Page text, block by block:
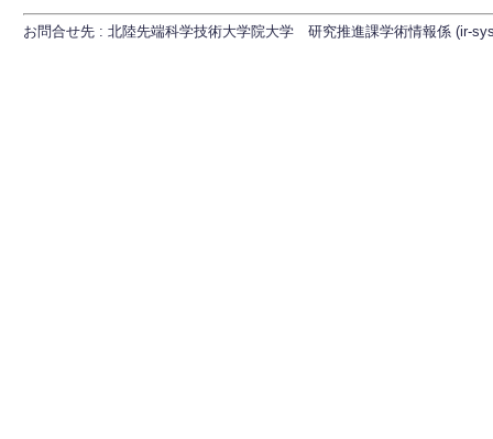
お問合せ先 : 北陸先端科学技術大学院大学 研究推進課学術情報係 (ir-